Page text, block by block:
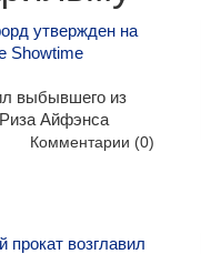
утвержден на
Showtime
выбывшего из
Айфэнса
Комментарии (0)
прокат возглавил